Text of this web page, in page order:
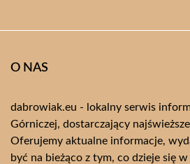
O NAS
dabrowiak.eu - lokalny serwis
Górniczej, dostarczający
Oferujemy aktualne informacje,
być na bieżąco z tym, co dzieje się